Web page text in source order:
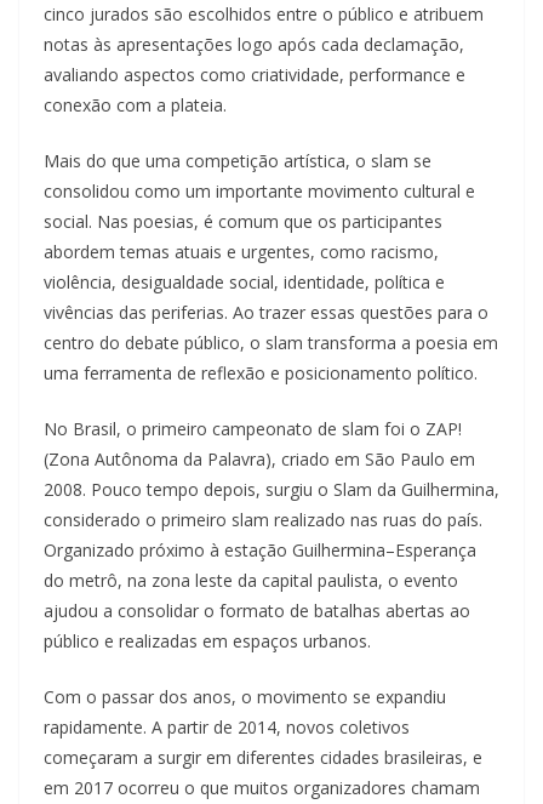
cinco jurados são escolhidos entre o público e atribuem
notas às apresentações logo após cada declamação,
avaliando aspectos como criatividade, performance e
conexão com a plateia.
Mais do que uma competição artística, o slam se
consolidou como um importante movimento cultural e
social. Nas poesias, é comum que os participantes
abordem temas atuais e urgentes, como racismo,
violência, desigualdade social, identidade, política e
vivências das periferias. Ao trazer essas questões para o
centro do debate público, o slam transforma a poesia em
uma ferramenta de reflexão e posicionamento político.
No Brasil, o primeiro campeonato de slam foi o ZAP!
(Zona Autônoma da Palavra), criado em São Paulo em
2008. Pouco tempo depois, surgiu o Slam da Guilhermina,
considerado o primeiro slam realizado nas ruas do país.
Organizado próximo à estação Guilhermina–Esperança
do metrô, na zona leste da capital paulista, o evento
ajudou a consolidar o formato de batalhas abertas ao
público e realizadas em espaços urbanos.
Com o passar dos anos, o movimento se expandiu
rapidamente. A partir de 2014, novos coletivos
começaram a surgir em diferentes cidades brasileiras, e
em 2017 ocorreu o que muitos organizadores chamam